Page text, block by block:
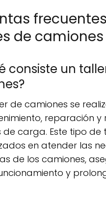
de camiones
consiste un
de camiones se
reparación y
de carga. Este tipo de
en atender las
de los camiones,
y